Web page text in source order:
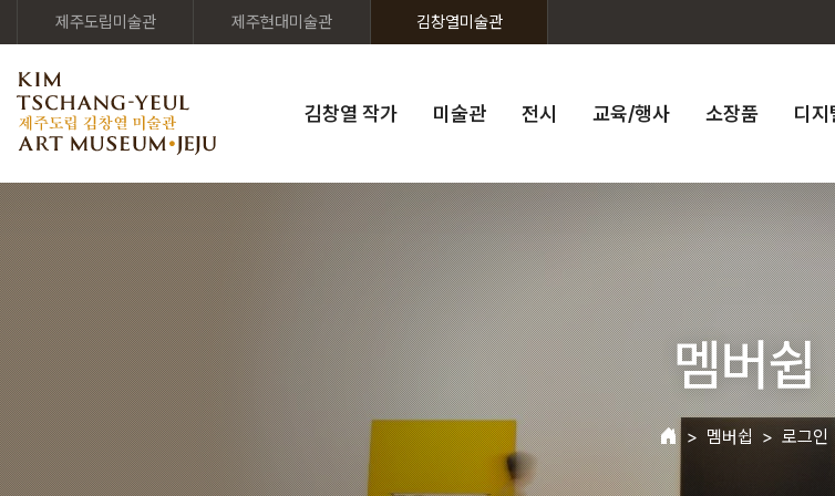
제주도립미술관 제주현대미술관 김창열미술관
김창열 작가 미술관 전시 교육/행사 소장품 디지
멤버쉽
멤버쉽 로그인